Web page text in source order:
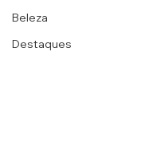
Beleza
Destaques